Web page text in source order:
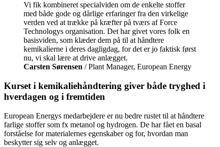
Vi fik kombineret specialviden om de enkelte stoffer
med både gode og dårlige erfaringer fra den virkelige
verden ved at trække på kræfter på tværs af Force
Technologys organisation. Det har givet vores folk en
basisviden, som klæder dem på til at håndtere
kemikalierne i deres dagligdag, for det er jo faktisk først
nu, vi skal lære at drive anlægget.
Carsten Sørensen / Plant Manager, European Energy
Kurset i kemikaliehåndtering giver både tryghed i
hverdagen og i fremtiden
European Energys medarbejdere er nu bedre rustet til at håndtere
farlige stoffer som fx metanol og hydrogen. De har fået en basal
forståelse for materialernes egenskaber og for, hvordan man
beskytter sig selv og anlægget.